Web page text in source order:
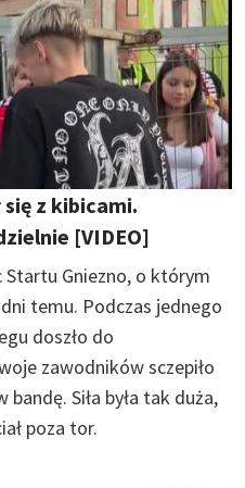
z kibicami.
[VIDEO]
Gniezno, o którym
temu. Podczas jednego
doszło do
zawodników sczepiło
Siła była tak duża,
poza tor.